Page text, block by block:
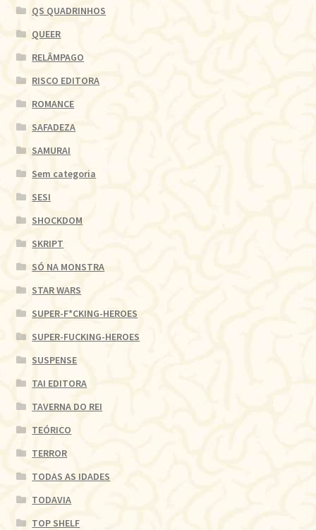
QS QUADRINHOS
QUEER
RELÂMPAGO
RISCO EDITORA
ROMANCE
SAFADEZA
SAMURAI
Sem categoria
SESI
SHOCKDOM
SKRIPT
SÓ NA MONSTRA
STAR WARS
SUPER-F*CKING-HEROES
SUPER-FUCKING-HEROES
SUSPENSE
TAI EDITORA
TAVERNA DO REI
TEÓRICO
TERROR
TODAS AS IDADES
TODAVIA
TOP SHELF